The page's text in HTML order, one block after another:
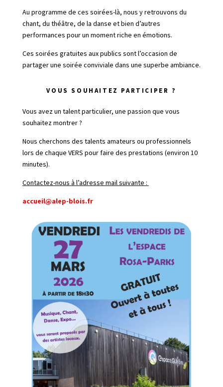
Au programme de ces soirées-là, nous y retrouvons du
chant, du théâtre, de la danse et bien d’autres
performances pour un moment riche en émotions.
Ces soirées gratuites aux publics sont l’occasion de
partager une soirée conviviale dans une superbe ambiance.
VOUS SOUHAITEZ PARTICIPER ?
Vous avez un talent particulier, une passion que vous
souhaitez montrer ?
Nous cherchons des talents amateurs ou professionnels
lors de chaque VERS pour faire des prestations (environ 10
minutes).
Contactez-nous à l’adresse mail suivante :
accueil@alep-blois.fr